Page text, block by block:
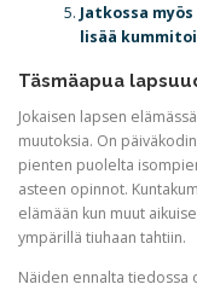
Jatkossa
lisää
Täsmäapua
Jokaisen lapsen
muutoksia. On
pienten puolelta
asteen opinnot.
elämään kun muut
ympärillä tiuhaan tahtiin.
Näiden ennalta tiedossa